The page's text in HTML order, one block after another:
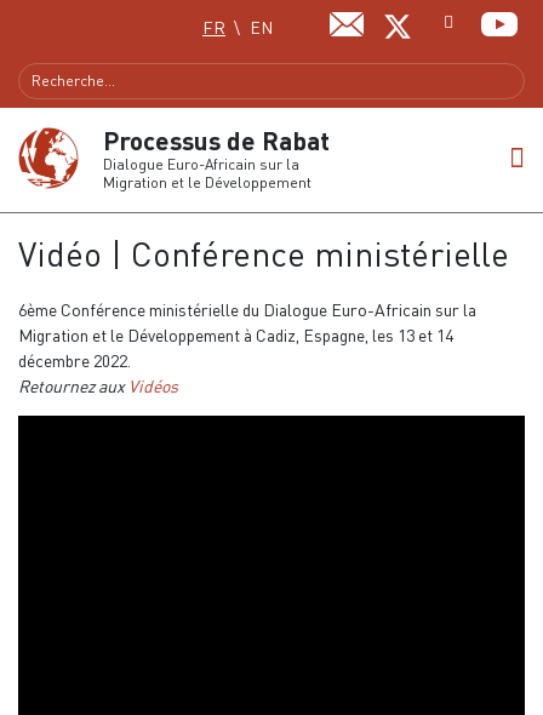
Sélectionnez votre langue
FR EN
Processus de Rabat
Dialogue Euro-Africain sur la
Migration et le Développement
Vidéo | Conférence ministérielle
6ème Conférence ministérielle du Dialogue Euro-Africain sur la
Migration et le Développement à Cadiz, Espagne, les 13 et 14
décembre 2022.
Retournez aux Vidéos